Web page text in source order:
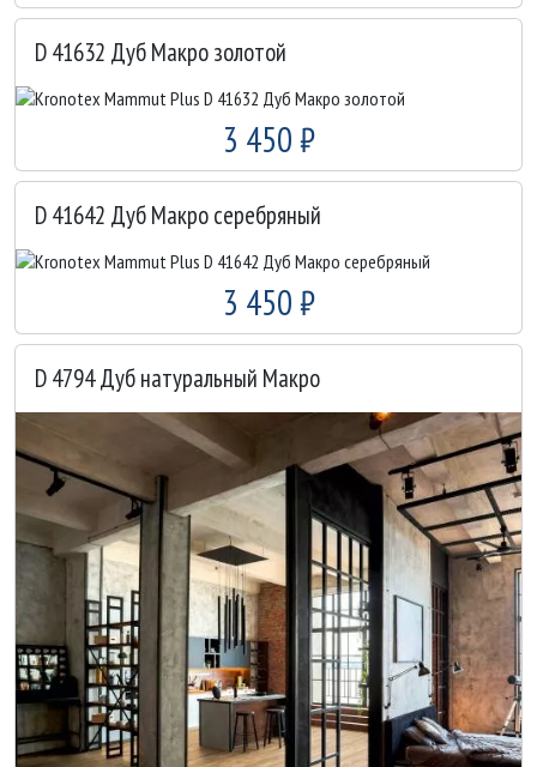
D 41632 Дуб Макро золотой
3 450 ₽
D 41642 Дуб Макро серебряный
3 450 ₽
D 4794 Дуб натуральный Макро